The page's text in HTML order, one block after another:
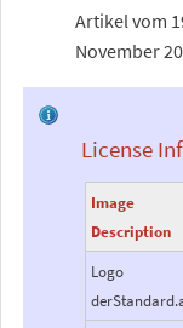
Artikel vom
November
License
Image
Description
Logo